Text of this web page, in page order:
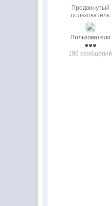
Продвинутый
пользователь
Пользователи
106 сообщений